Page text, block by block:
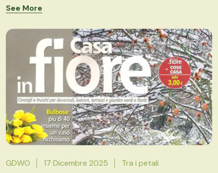
See More
GDWO 17 Dicembre 2025 Tra i petali